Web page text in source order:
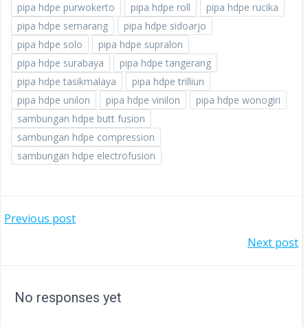
pipa hdpe purwokerto
pipa hdpe roll
pipa hdpe rucika
pipa hdpe semarang
pipa hdpe sidoarjo
pipa hdpe solo
pipa hdpe supralon
pipa hdpe surabaya
pipa hdpe tangerang
pipa hdpe tasikmalaya
pipa hdpe trilliun
pipa hdpe unilon
pipa hdpe vinilon
pipa hdpe wonogiri
sambungan hdpe butt fusion
sambungan hdpe compression
sambungan hdpe electrofusion
POST
Previous post
Next post
No responses yet